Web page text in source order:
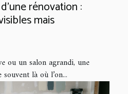
rénovation :
mais
ou un salon agrandi, une
là où l’on...